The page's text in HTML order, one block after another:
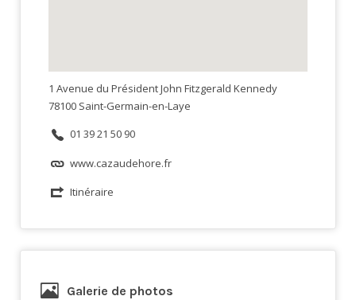
1 Avenue du Président John Fitzgerald Kennedy
78100 Saint-Germain-en-Laye
01 39 21 50 90
www.cazaudehore.fr
Itinéraire
Galerie de photos